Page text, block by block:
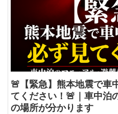
🚨【緊急】熊本地震で車
てください！🚨｜車中泊
の場所が分かります